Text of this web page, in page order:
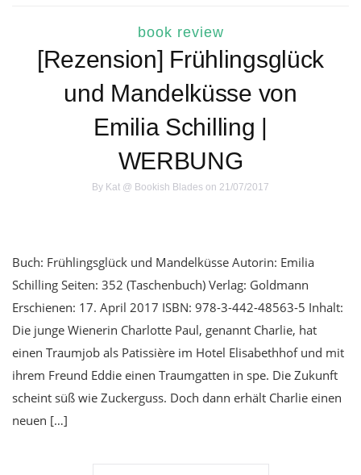
book review
[Rezension] Frühlingsglück
und Mandelküsse von
Emilia Schilling |
WERBUNG
By Kat @ Bookish Blades on 21/07/2017
Buch: Frühlingsglück und Mandelküsse Autorin: Emilia
Schilling Seiten: 352 (Taschenbuch) Verlag: Goldmann
Erschienen: 17. April 2017 ISBN: 978-3-442-48563-5 Inhalt:
Die junge Wienerin Charlotte Paul, genannt Charlie, hat
einen Traumjob als Patissière im Hotel Elisabethhof und mit
ihrem Freund Eddie einen Traumgatten in spe. Die Zukunft
scheint süß wie Zuckerguss. Doch dann erhält Charlie einen
neuen […]